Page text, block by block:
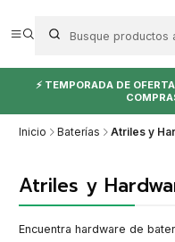
⚡ TEMPORADA DE
Inicio Baterías Atriles y
Atriles y
Encuentra hardware de